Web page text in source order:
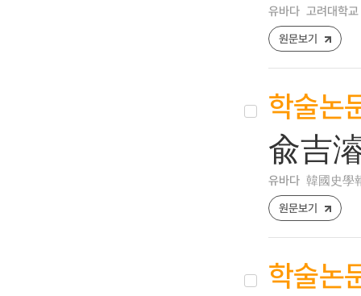
유바다 고려대학
원문보기
학술논
兪吉
유바다 韓國史學
원문보기
학술논